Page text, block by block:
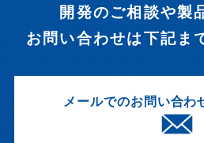
開発のご相談や製
お問い合わせは下記ま
メールでのお問い合わ